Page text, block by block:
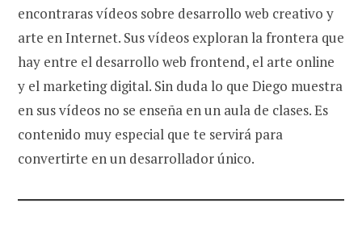
encontraras vídeos sobre desarrollo web creativo y
arte en Internet. Sus vídeos exploran la frontera que
hay entre el desarrollo web frontend, el arte online
y el marketing digital. Sin duda lo que Diego muestra
en sus vídeos no se enseña en un aula de clases. Es
contenido muy especial que te servirá para
convertirte en un desarrollador único.